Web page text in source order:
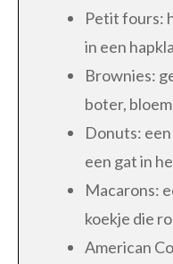
Petit fours:
in een
Brownies:
boter,
Donuts:
een gat in
Macarons:
koekje die
American